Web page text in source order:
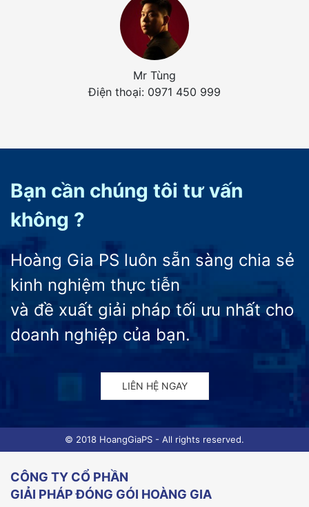
Mr Tùng
Điện thoại: 0971 450 999
Bạn cần chúng tôi tư vấn
không ?
Hoàng Gia PS luôn sẵn sàng chia sẻ
kinh nghiệm thực tiễn
và đề xuất giải pháp tối ưu nhất cho
doanh nghiệp của bạn.
LIÊN HỆ NGAY
© 2018 HoangGiaPS - All rights reserved.
CÔNG TY CỔ PHẦN
GIẢI PHÁP ĐÓNG GÓI HOÀNG GIA